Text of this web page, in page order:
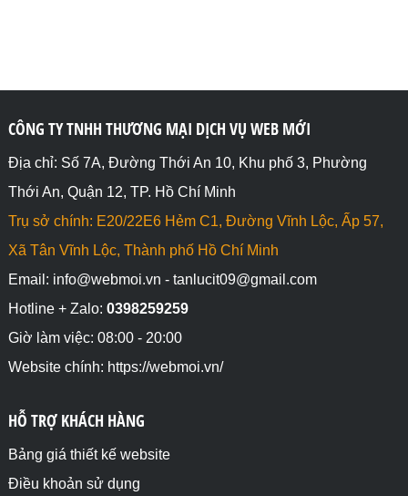
CÔNG TY TNHH THƯƠNG MẠI DỊCH VỤ WEB MỚI
Địa chỉ: Số 7A, Đường Thới An 10, Khu phố 3, Phường
Thới An, Quận 12, TP. Hồ Chí Minh
Trụ sở chính: E20/22E6 Hẻm C1, Đường Vĩnh Lộc, Ấp 57,
Xã Tân Vĩnh Lộc, Thành phố Hồ Chí Minh
Email: info@webmoi.vn - tanlucit09@gmail.com
Hotline + Zalo: 0398259259
Giờ làm việc: 08:00 - 20:00
Website chính: https://webmoi.vn/
HỖ TRỢ KHÁCH HÀNG
Bảng giá thiết kế website
Điều khoản sử dụng